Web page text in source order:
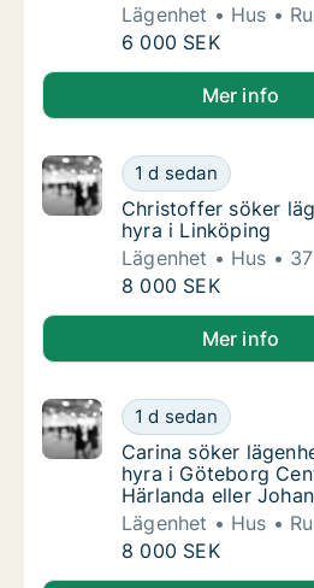
Lägenhet
Hus
Matheus söker
6 000 SEK
Matheus söker lägenhet,
Mer info
Christoffer söker
1 d sedan
Christoffer söker
Christoffer söker
hyra i Linköping
Lägenhet
Hus
Christoffer söker
8 000 SEK
Christoffer söker lägenhet
Mer info
Carina söker
1 d sedan
Carina söker
Carina söker
hyra i Göteborg
Härlanda eller
Lägenhet
Hus
Carina söker
8 000 SEK